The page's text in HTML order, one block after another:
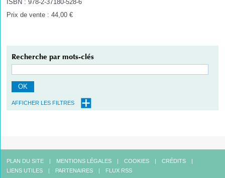
ISBN : 978-2-37180-528-6
Prix de vente : 44,00 €
Recherche par mots-clés
OK
AFFICHER LES FILTRES
PLAN DU SITE MENTIONS LÉGALES COOKIES
CRÉDITS
LIENS UTILES
PARTENAIRES FLUX RSS